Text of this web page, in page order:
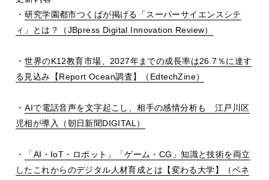
・研究学園都市つくばが掲げる「スーパーサイエンスシテ
ィ」とは？（JBpress Digital Innovation Review）
・世界のK12教育市場、 2027年までの成長率は26.7 ％に達す
る見込み【Report Ocean調査】（ EdtechZine）
・AIで電話音声を文字起こし、相手の感情分析も 江戸川区
児相が導入（朝日新聞DIGITAL ）
・ 「AI ・ IoT ・ロボット」「ゲーム・ CG 」知識と技術を両立
したこれからのデジタル人材育成とは【変わる大学】（ベネ